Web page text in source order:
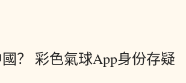
？ 彩色氣球App身份存疑